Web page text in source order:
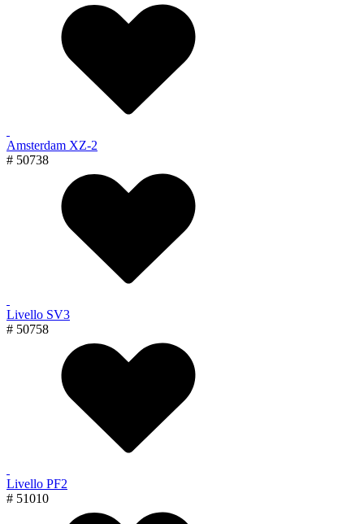
Amsterdam XZ-2
# 50738
Livello SV3
# 50758
Livello PF2
# 51010